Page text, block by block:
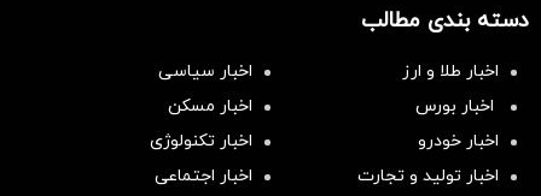
دسته بندی مطالب
اخبار طلا و ارز
اخبار سیاسی
اخبار بورس
اخبار مسکن
اخبار خودرو
اخبار تکنولوژی
اخبار تولید و تجارت
اخبار اجتماعی